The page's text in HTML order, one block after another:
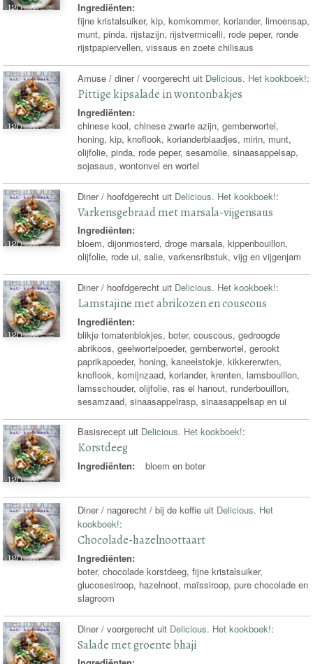
Ingrediënten:
fijne kristalsuiker, kip, komkommer, koriander, limoensap,
munt, pinda, rijstazijn, rijstvermicelli, rode peper, ronde
rijstpapiervellen, vissaus en zoete chilisaus
Amuse / diner / voorgerecht uit Delicious. Het kookboek!:
Pittige kipsalade in wontonbakjes
Ingrediënten:
chinese kool, chinese zwarte azijn, gemberwortel,
honing, kip, knoflook, korianderblaadjes, mirin, munt,
olijfolie, pinda, rode peper, sesamolie, sinaasappelsap,
sojasaus, wontonvel en wortel
Diner / hoofdgerecht uit Delicious. Het kookboek!:
Varkensgebraad met marsala-vijgensaus
Ingrediënten:
bloem, dijonmosterd, droge marsala, kippenbouillon,
olijfolie, rode ui, salie, varkensribstuk, vijg en vijgenjam
Diner / hoofdgerecht uit Delicious. Het kookboek!:
Lamstajine met abrikozen en couscous
Ingrediënten:
blikje tomatenblokjes, boter, couscous, gedroogde
abrikoos, geelwortelpoeder, gemberwortel, gerookt
paprikapoeder, honing, kaneelstokje, kikkererwten,
knoflook, komijnzaad, koriander, krenten, lamsbouillon,
lamsschouder, olijfolie, ras el hanout, runderbouillon,
sesamzaad, sinaasappelrasp, sinaasappelsap en ui
Basisrecept uit Delicious. Het kookboek!:
Korstdeeg
Ingrediënten: bloem en boter
Diner / nagerecht / bij de koffie uit Delicious. Het
kookboek!:
Chocolade-hazelnoottaart
Ingrediënten:
boter, chocolade korstdeeg, fijne kristalsuiker,
glucosesiroop, hazelnoot, maïssiroop, pure chocolade en
slagroom
Diner / voorgerecht uit Delicious. Het kookboek!:
Salade met groente bhaji